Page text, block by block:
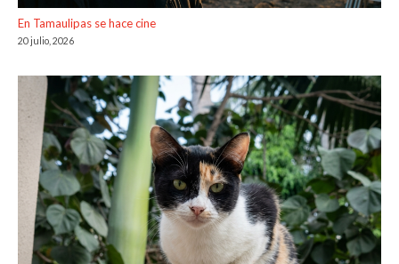
En Tamaulipas se hace cine
20 julio, 2026